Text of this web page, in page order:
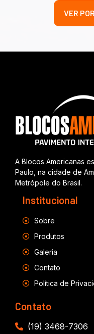
VER
A Blocos Americanas
Paulo, na cidade de
Metrópole do Brasil.
Institucional
Sobre
Produtos
Galeria
Contato
Política de
Contato
(19) 3468-7306